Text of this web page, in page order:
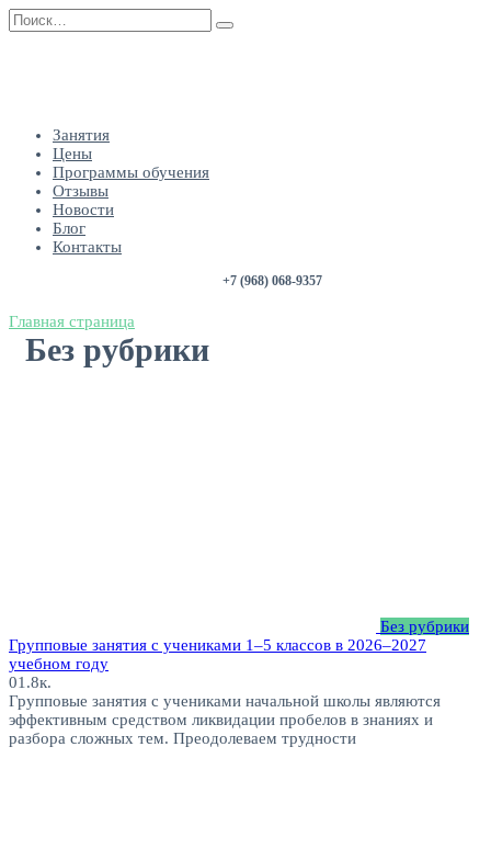
Занятия
Цены
Программы обучения
Отзывы
Новости
Блог
Контакты
+7 (968) 068-9357
Главная страница
Без рубрики
Без рубрики
Групповые занятия с учениками 1–5 классов в 2026–2027
учебном году
01.8к.
Групповые занятия с учениками начальной школы являются
эффективным средством ликвидации пробелов в знаниях и
разбора сложных тем. Преодолеваем трудности